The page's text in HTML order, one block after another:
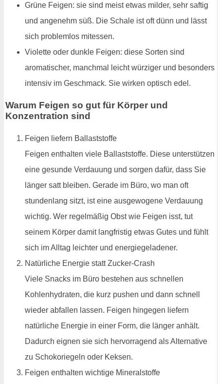
Grüne Feigen: sie sind meist etwas milder, sehr saftig
und angenehm süß. Die Schale ist oft dünn und lässt
sich problemlos mitessen.
Violette oder dunkle Feigen: diese Sorten sind
aromatischer, manchmal leicht würziger und besonders
intensiv im Geschmack. Sie wirken optisch edel.
Warum Feigen so gut für Körper und
Konzentration sind
Feigen liefern Ballaststoffe
Feigen enthalten viele Ballaststoffe. Diese unterstützen
eine gesunde Verdauung und sorgen dafür, dass Sie
länger satt bleiben. Gerade im Büro, wo man oft
stundenlang sitzt, ist eine ausgewogene Verdauung
wichtig. Wer regelmäßig Obst wie Feigen isst, tut
seinem Körper damit langfristig etwas Gutes und fühlt
sich im Alltag leichter und energiegeladener.
Natürliche Energie statt Zucker-Crash
Viele Snacks im Büro bestehen aus schnellen
Kohlenhydraten, die kurz pushen und dann schnell
wieder abfallen lassen. Feigen hingegen liefern
natürliche Energie in einer Form, die länger anhält.
Dadurch eignen sie sich hervorragend als Alternative
zu Schokoriegeln oder Keksen.
Feigen enthalten wichtige Mineralstoffe